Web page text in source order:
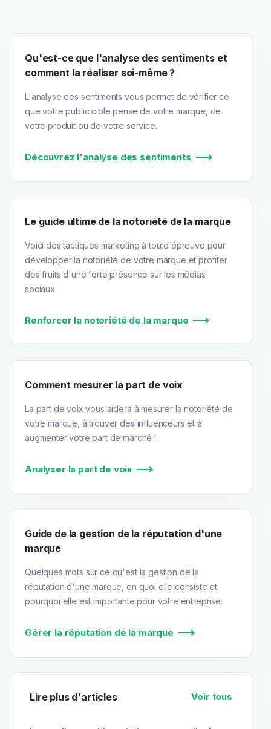
Qu'est-ce que l'analyse des sentiments et
comment la réaliser soi-même ?
L'analyse des sentiments vous permet de vérifier ce
que votre public cible pense de votre marque, de
votre produit ou de votre service.
Découvrez l'analyse des sentiments
Le guide ultime de la notoriété de la marque
Voici des tactiques marketing à toute épreuve pour
développer la notoriété de votre marque et profiter
des fruits d'une forte présence sur les médias
sociaux.
Renforcer la notoriété de la marque
Comment mesurer la part de voix
La part de voix vous aidera à mesurer la notoriété de
votre marque, à trouver des influenceurs et à
augmenter votre part de marché !
Analyser la part de voix
Guide de la gestion de la réputation d'une
marque
Quelques mots sur ce qu'est la gestion de la
réputation d'une marque, en quoi elle consiste et
pourquoi elle est importante pour votre entreprise.
Gérer la réputation de la marque
Lire plus d'articles Voir tous